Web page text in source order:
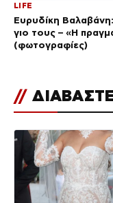
LIFE
Ευρυδίκη
γιο τους – «Η
(φωτογραφίες)
//